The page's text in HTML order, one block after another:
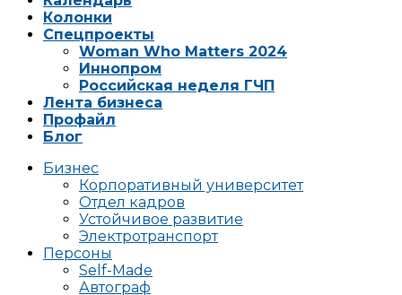
Колонки
Спецпроекты
Woman Who Matters 2024
Иннопром
Российская неделя ГЧП
Лента бизнеса
Профайл
Блог
Бизнес
Корпоративный университет
Отдел кадров
Устойчивое развитие
Электротранспорт
Персоны
Self-Made
Автограф